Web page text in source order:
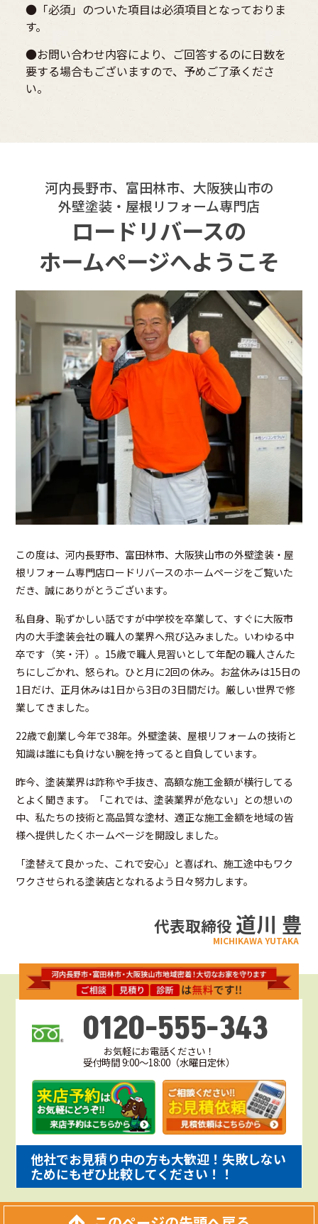
●「必須」のついた項目は必須項目となっておりま
す。
●お問い合わせ内容により、ご回答するのに日数を
要する場合もございますので、予めご了承くださ
い。
河内長野市、富田林市、大阪狭山市の
外壁塗装・屋根リフォーム専門店
ロードリバースの
ホームページへようこそ
この度は、河内長野市、富田林市、大阪狭山市の外壁塗装・屋
根リフォーム専門店ロードリバースのホームページをご覧いた
だき、誠にありがとうございます。
私自身、恥ずかしい話ですが中学校を卒業して、すぐに大阪市
内の大手塗装会社の職人の業界へ飛び込みました。いわゆる中
卒です（笑・汗）。 15歳で職人見習いとして年配の職人さんた
ちにしごかれ、怒られ。ひと月に2回の休み。お盆休みは15日の
1日だけ、正月休みは1日から3日の3日間だけ。厳しい世界で修
業してきました。
22歳で創業し今年で38年。外壁塗装、屋根リフォームの技術と
知識は誰にも負けない腕を持ってると自負しています。
昨今、塗装業界は詐称や手抜き、高額な施工金額が横行してる
とよく聞きます。「これでは、塗装業界が危ない」との想いの
中、私たちの技術と高品質な塗材、適正な施工金額を地域の皆
様へ提供したくホームページを開設しました。
「塗替えて良かった、これで安心」と喜ばれ、施工途中もワク
ワクさせられる塗装店となれるよう日々努力します。
代表取締役 道川 豊
MICHIKAWA YUTAKA
0120-555-343
お気軽にお電話ください！
受付時間 9:00～18:00（水曜日定休）
他社でお見積り中の方も大歓迎！失敗しない
ためにもぜひ比較してください！！